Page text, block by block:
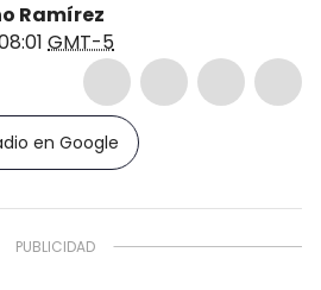
Ramírez
GMT-5
en Google